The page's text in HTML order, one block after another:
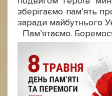
зберігаємо пам’ять
заради майбутнього
Пам’ятаємо.